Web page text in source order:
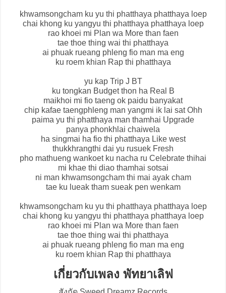
khwamsongcham ku yu thi phatthaya phatthaya loep
chai khong ku yangyu thi phatthaya phatthaya loep
rao khoei mi Plan wa More than faen
tae thoe thing wai thi phatthaya
ai phuak rueang phleng fio man ma eng
ku roem khian Rap thi phatthaya
yu kap Trip J BT
ku tongkan Budget thon ha Real B
maikhoi mi fio taeng ok paidu banyakat
chip kafae taengphleng man yangmi ik lai sat Ohh
paima yu thi phatthaya man thamhai Upgrade
panya phonkhlai chaiwela
ha singmai ha fio thi phatthaya Like west
thukkhrangthi dai yu rusuek Fresh
pho mathueng wankoet ku nacha ru Celebrate thihai
mi khae thi diao thamhai sotsai
ni man khwamsongcham thi mai ayak cham
tae ku lueak tham sueak pen wenkam
khwamsongcham ku yu thi phatthaya phatthaya loep
chai khong ku yangyu thi phatthaya phatthaya loep
rao khoei mi Plan wa More than faen
tae thoe thing wai thi phatthaya
ai phuak rueang phleng fio man ma eng
ku roem khian Rap thi phatthaya
เกี่ยวกับเพลง พัทยาเลิฟ